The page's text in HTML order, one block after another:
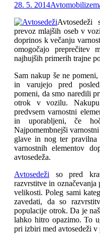
28. 5. 2014Avtomobilizem
Avtosedeži
prevoz mlajših oseb v
doprinos k večanju
omogočajo
najhujših primerih trajne
Sam nakup še ne
in varujejo pred
pomeni, da smo naredili
otrok v vozilu.
predvsem varnostni
in uporabljeni, če
Najpomembnejši
glave in nog ter pravilna
varnostnih elementov
avtosedeža.
Avtosedeži so pred
razvrstitve in
velikosti. Poleg sami
zavedati, da so
populacije otrok. Da je
lahko hitro opazimo. To
pri izbiri med avtosedeži v